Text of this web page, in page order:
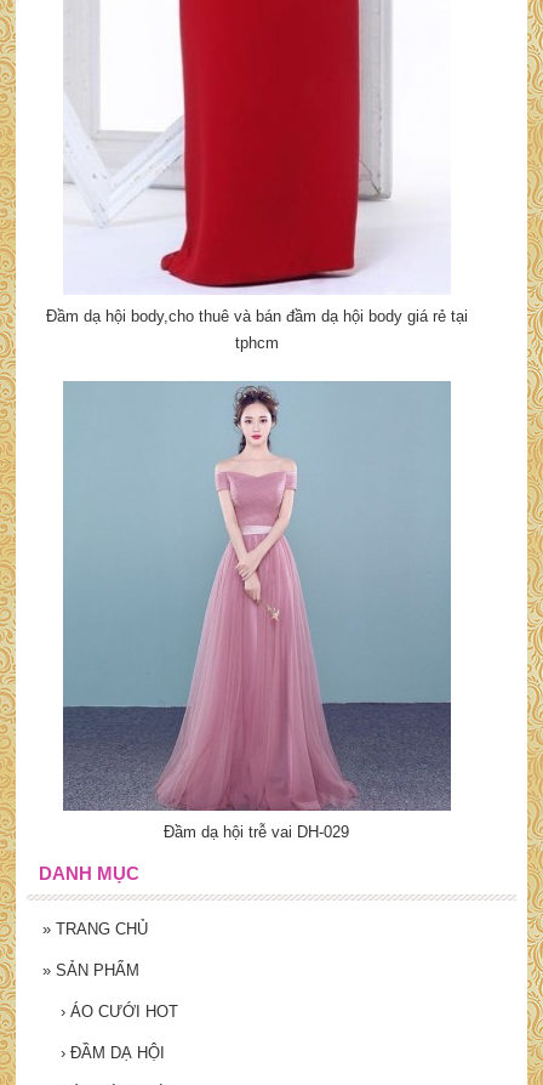
Đầm dạ hội body,cho thuê và bán đầm dạ hội body giá rẻ tại
tphcm
Đầm dạ hội trễ vai DH-029
DANH MỤC
» TRANG CHỦ
» SẢN PHẨM
› ÁO CƯỚI HOT
› ĐẦM DẠ HỘI